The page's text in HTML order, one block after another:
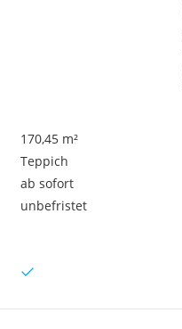
170,45 m²
Teppich
ab sofort
unbefristet